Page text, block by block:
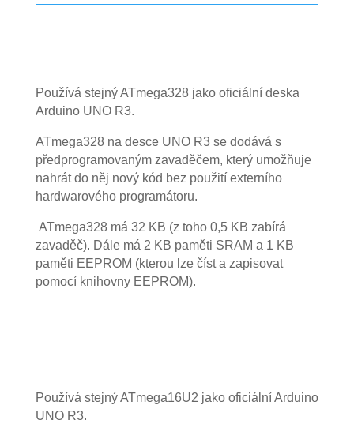
Používá stejný ATmega328 jako oficiální deska
Arduino UNO R3.
ATmega328 na desce UNO R3 se dodává s
předprogramovaným zavaděčem, který umožňuje
nahrát do něj nový kód bez použití externího
hardwarového programátoru.
ATmega328 má 32 KB (z toho 0,5 KB zabírá
zavaděč). Dále má 2 KB paměti SRAM a 1 KB
paměti EEPROM (kterou lze číst a zapisovat
pomocí knihovny EEPROM).
Používá stejný ATmega16U2 jako oficiální Arduino
UNO R3.